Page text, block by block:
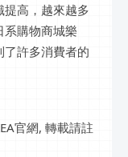
高，越來越多
系購物商城樂
許多消費者的
官網, 轉載請註